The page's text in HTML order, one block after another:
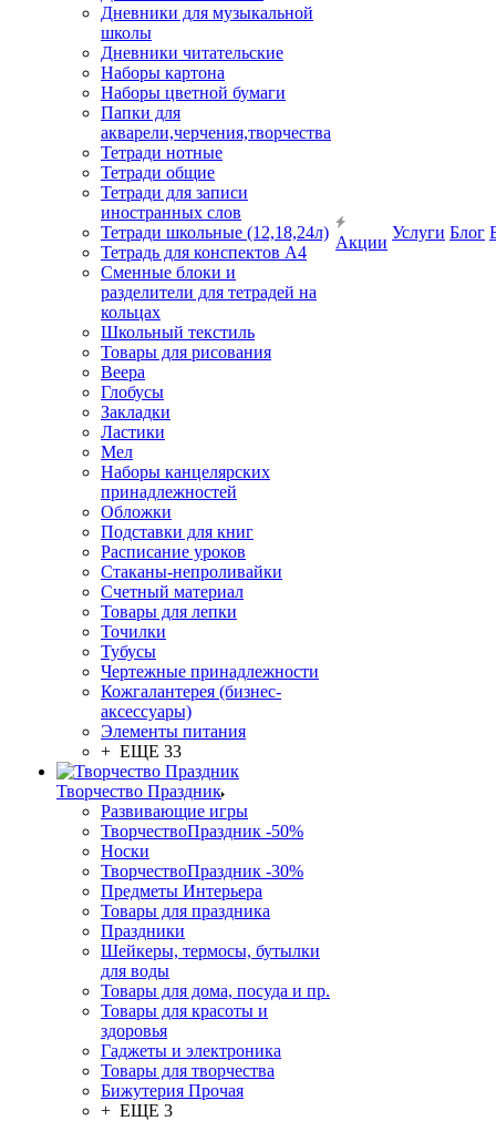
Дневники для музыкальной
школы
Дневники читательские
Наборы картона
Наборы цветной бумаги
Папки для
акварели,черчения,творчества
Тетради нотные
Тетради общие
Тетради для записи
иностранных слов
Тетради школьные (12,18,24л)
Тетрадь для конспектов А4
Сменные блоки и
разделители для тетрадей на
кольцах
Школьный текстиль
Товары для рисования
Веера
Глобусы
Закладки
Ластики
Мел
Наборы канцелярских
принадлежностей
Обложки
Подставки для книг
Расписание уроков
Стаканы-непроливайки
Счетный материал
Товары для лепки
Точилки
Тубусы
Чертежные принадлежности
Кожгалантерея (бизнес-
аксессуары)
Элементы питания
+ ЕЩЕ 33
Творчество Праздник
Развивающие игры
ТворчествоПраздник -50%
Носки
ТворчествоПраздник -30%
Предметы Интерьера
Товары для праздника
Праздники
Шейкеры, термосы, бутылки
для воды
Товары для дома, посуда и пр.
Товары для красоты и
здоровья
Гаджеты и электроника
Товары для творчества
Бижутерия Прочая
+ ЕЩЕ 3
Акции
Услуги Блог